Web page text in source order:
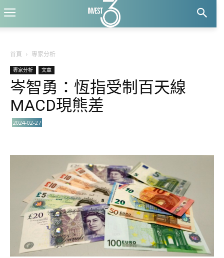
首頁 專家分析
專家分析 文章
岑智勇：恆指受制百天線
MACD現熊差
2024-02-27